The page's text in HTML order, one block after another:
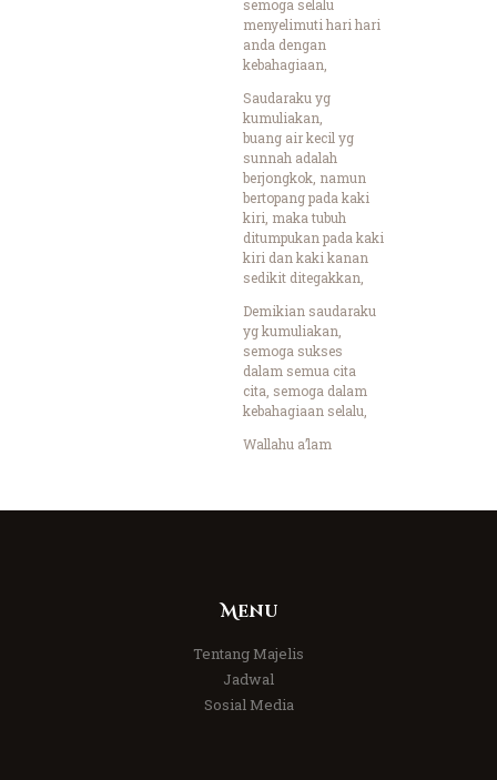
semoga selalu
menyelimuti hari hari
anda dengan
kebahagiaan,
Saudaraku yg
kumuliakan,
buang air kecil yg
sunnah adalah
berjongkok, namun
bertopang pada kaki
kiri, maka tubuh
ditumpukan pada kaki
kiri dan kaki kanan
sedikit ditegakkan,
Demikian saudaraku
yg kumuliakan,
semoga sukses
dalam semua cita
cita, semoga dalam
kebahagiaan selalu,
Wallahu a’lam
Menu
Tentang Majelis
Jadwal
Sosial Media